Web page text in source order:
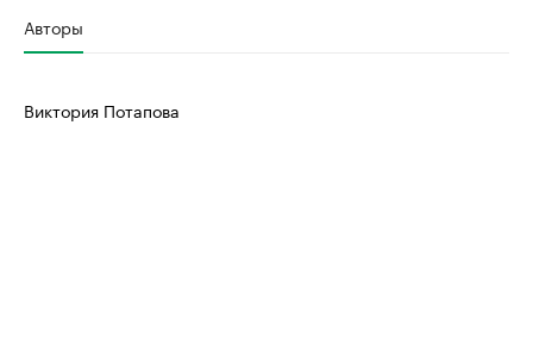
Авторы
Виктория Потапова